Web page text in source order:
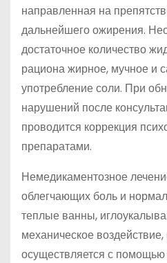
направленная на
дальнейшего ожирения.
достаточное количество
рациона жирное, мучное и
употребление соли. При
нарушений после
проводится коррекция
препаратами.
Немедикаментозное
облегчающих боль и
теплые ванны,
механическое воздействие,
осуществляется с